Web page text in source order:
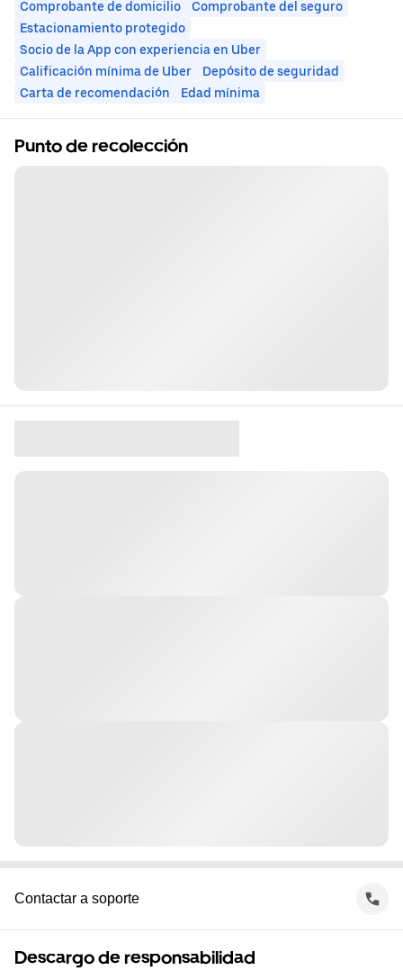
Comprobante de domicilio
Comprobante del seguro
Estacionamiento protegido
Socio de la App con experiencia en Uber
Calificación mínima de Uber
Depósito de seguridad
Carta de recomendación
Edad mínima
Punto de recolección
Contactar a soporte
Descargo de responsabilidad